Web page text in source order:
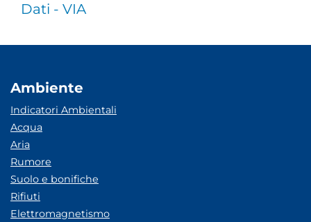
Dati - VIA
Ambiente
Indicatori Ambientali
Acqua
Aria
Rumore
Suolo e bonifiche
Rifiuti
Elettromagnetismo